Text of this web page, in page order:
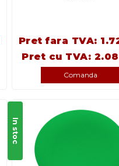
Pret fara TVA:
Pret cu TVA:
Comanda
In stoc